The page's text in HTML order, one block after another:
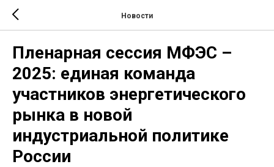
Новости
Пленарная сессия МФЭС –
2025: единая команда
участников энергетического
рынка в новой
индустриальной политике
России